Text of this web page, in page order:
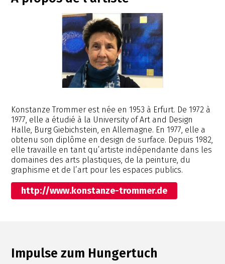
Konstanze Trommer est née en 1953 à Erfurt. De 1972 à
1977, elle a étudié à la University of Art and Design
Halle, Burg Giebichstein, en Allemagne. En 1977, elle a
obtenu son diplôme en design de surface. Depuis 1982,
elle travaille en tant qu’artiste indépendante dans les
domaines des arts plastiques, de la peinture, du
graphisme et de l’art pour les espaces publics.
http://www.konstanze-trommer.de
Impulse zum Hungertuch